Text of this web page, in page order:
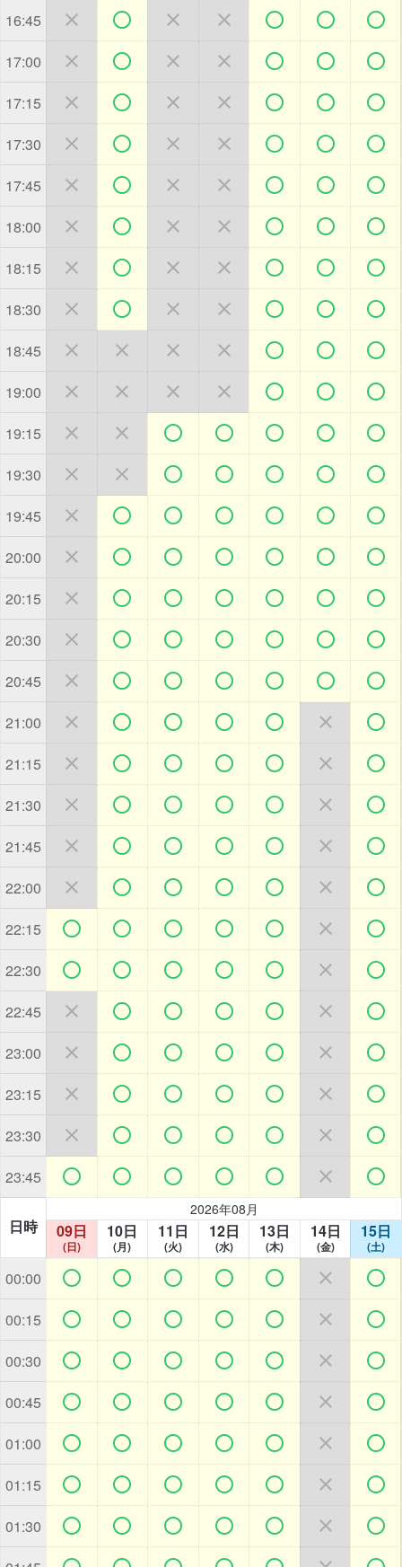
16:45       
17:00       
17:15       
17:30       
17:45       
18:00       
18:15       
18:30       
18:45       
19:00       
19:15       
19:30       
19:45       
20:00       
20:15       
20:30       
20:45       
21:00       
21:15       
21:30       
21:45       
22:00       
22:15       
22:30       
22:45       
23:00       
23:15       
23:30       
23:45       
日時
2026年08月
09日
(日)
10日
(月)
11日
(火)
12日
(水)
13日
(木)
14日
(金)
15日
(土)
00:00       
00:15       
00:30       
00:45       
01:00       
01:15       
01:30       